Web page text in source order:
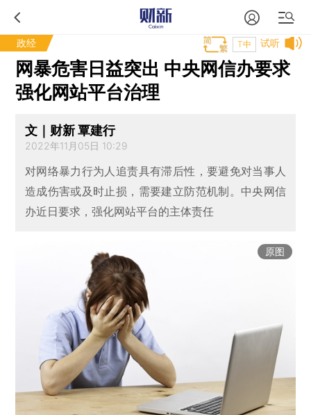
政经 试听
T中
网暴危害日益突出 中央网信办要求
强化网站平台治理
文｜财新 覃建行
2022年11月05日 10:29
对网络暴力行为人追责具有滞后性，要避免对当事人
造成伤害或及时止损，需要建立防范机制。中央网信
办近日要求，强化网站平台的主体责任
原图